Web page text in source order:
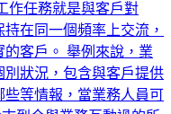
作任務就是與客戶對
在同一個頻率上交流，
客戶。 舉例來說，業
狀況，包含與客戶提供
等情報，當業務人員可